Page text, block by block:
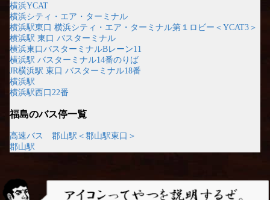
横浜YCAT
横浜シティ・エア・ターミナル
横浜駅東口 横浜シティ・エア・ターミナル第１ロビー＜YCAT3＞
横浜駅 東口 バスターミナル
横浜東口バスターミナルBレーン11
横浜駅 バスターミナル14番のりば
JR横浜駅 東口 バスターミナル18番
横浜駅
横浜駅西口22番
福島のバス停一覧
高速バス 郡山駅＜郡山駅東口＞
郡山駅